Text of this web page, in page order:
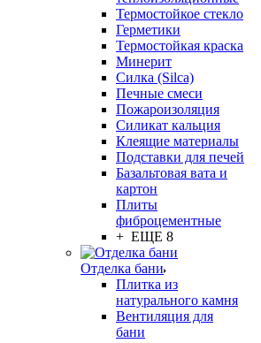
Термостойкое стекло
Герметики
Термостойкая краска
Минерит
Силка (Silca)
Печные смеси
Пожароизоляция
Силикат кальция
Клеящие материалы
Подставки для печей
Базальтовая вата и
картон
Плиты
фиброцементные
+ ЕЩЕ 8
Отделка бани
Плитка из
натурального камня
Вентиляция для
бани